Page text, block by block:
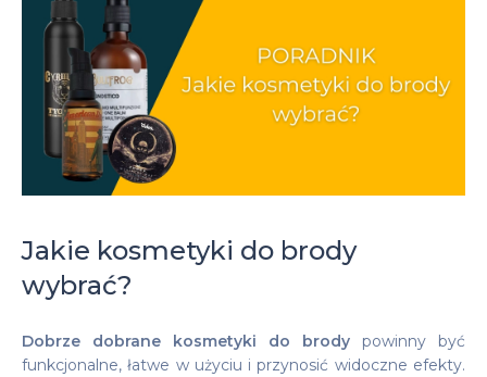
Jakie kosmetyki do brody
wybrać?
Dobrze dobrane kosmetyki do brody powinny być
funkcjonalne, łatwe w użyciu i przynosić widoczne efekty.